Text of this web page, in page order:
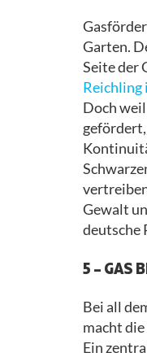
Garten.
Seite der
Reichling
Doch
Gewalt
deutsche
5 – GAS
Bei all
macht
Ein